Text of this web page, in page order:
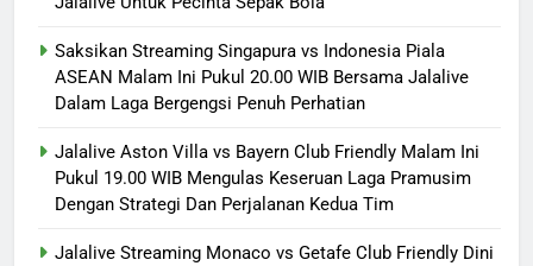
Saksikan Streaming Singapura vs Indonesia Piala
ASEAN Malam Ini Pukul 20.00 WIB Bersama Jalalive
Dalam Laga Bergengsi Penuh Perhatian
Jalalive Aston Villa vs Bayern Club Friendly Malam Ini
Pukul 19.00 WIB Mengulas Keseruan Laga Pramusim
Dengan Strategi Dan Perjalanan Kedua Tim
Jalalive Streaming Monaco vs Getafe Club Friendly Dini